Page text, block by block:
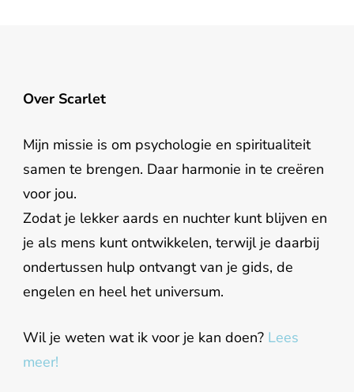
Over Scarlet
Mijn missie is om psychologie en spiritualiteit
samen te brengen. Daar harmonie in te creëren
voor jou.
Zodat je lekker aards en nuchter kunt blijven en
je als mens kunt ontwikkelen, terwijl je daarbij
ondertussen hulp ontvangt van je gids, de
engelen en heel het universum.
Wil je weten wat ik voor je kan doen? Lees
meer!